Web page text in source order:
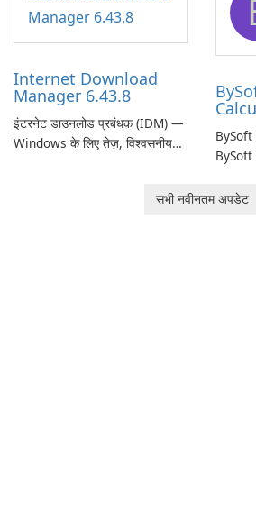
connection and provide real-
time insights into its
Internet Download
Manager 6.43.8
इंटरनेट डाउनलोड प्रबंधक (IDM) —
Windows के लिए तेज़, विश्वसनीय
Microsoft Windows के लिए एकसभी नवीनतम अपडेट